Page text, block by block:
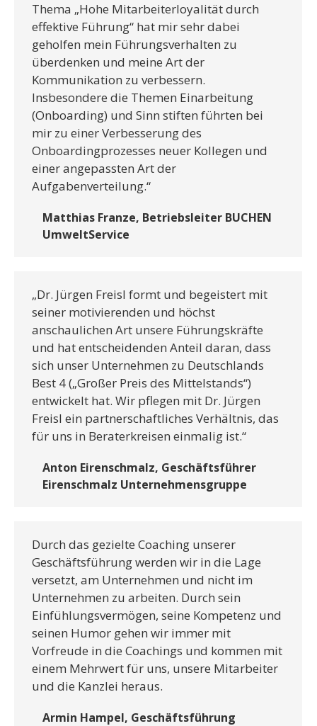
Thema „Hohe Mitarbeiterloyalität durch
effektive Führung“ hat mir sehr dabei
geholfen mein Führungsverhalten zu
überdenken und meine Art der
Kommunikation zu verbessern.
Insbesondere die Themen Einarbeitung
(Onboarding) und Sinn stiften führten bei
mir zu einer Verbesserung des
Onboardingprozesses neuer Kollegen und
einer angepassten Art der
Aufgabenverteilung.“
Matthias Franze, Betriebsleiter BUCHEN
UmweltService
„Dr. Jürgen Freisl formt und begeistert mit
seiner motivierenden und höchst
anschaulichen Art unsere Führungskräfte
und hat entscheidenden Anteil daran, dass
sich unser Unternehmen zu Deutschlands
Best 4 („Großer Preis des Mittelstands“)
entwickelt hat. Wir pflegen mit Dr. Jürgen
Freisl ein partnerschaftliches Verhältnis, das
für uns in Beraterkreisen einmalig ist.“
Anton Eirenschmalz, Geschäftsführer
Eirenschmalz Unternehmensgruppe
Durch das gezielte Coaching unserer
Geschäftsführung werden wir in die Lage
versetzt, am Unternehmen und nicht im
Unternehmen zu arbeiten. Durch sein
Einfühlungsvermögen, seine Kompetenz und
seinen Humor gehen wir immer mit
Vorfreude in die Coachings und kommen mit
einem Mehrwert für uns, unsere Mitarbeiter
und die Kanzlei heraus.
Armin Hampel, Geschäftsführung